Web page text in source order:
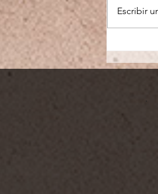
Escribir